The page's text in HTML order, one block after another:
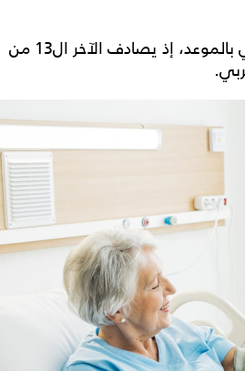
بالموعد، إذ يصادف الآخر ال13 من